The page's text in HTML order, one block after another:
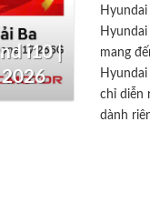
i10 |
mang
chỉ diễn
dành